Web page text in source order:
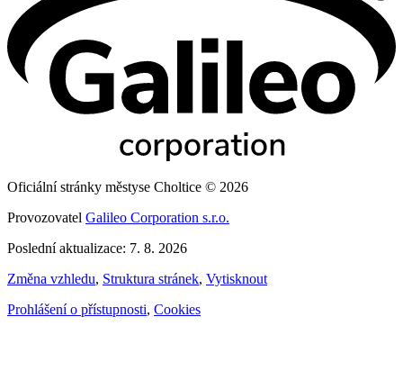
Oficiální stránky městyse Choltice © 2026
Provozovatel Galileo Corporation s.r.o.
Poslední aktualizace: 7. 8. 2026
Změna vzhledu, Struktura stránek, Vytisknout
Prohlášení o přístupnosti, Cookies